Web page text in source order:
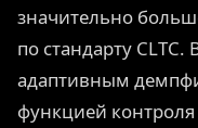
значительно
по стандарту
адаптивным
функцией